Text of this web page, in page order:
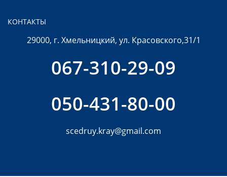
КОНТАКТЫ
29000, г. Хмельницкий, ул. Красовского,31/1
067-310-29-09
050-431-80-00
scedruy.kray@gmail.com